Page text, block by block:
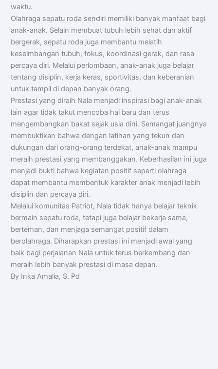
waktu.
Olahraga sepatu roda sendiri memiliki banyak manfaat bagi
anak-anak. Selain membuat tubuh lebih sehat dan aktif
bergerak, sepatu roda juga membantu melatih
keseimbangan tubuh, fokus, koordinasi gerak, dan rasa
percaya diri. Melalui perlombaan, anak-anak juga belajar
tentang disiplin, kerja keras, sportivitas, dan keberanian
untuk tampil di depan banyak orang.
Prestasi yang diraih Nala menjadi inspirasi bagi anak-anak
lain agar tidak takut mencoba hal baru dan terus
mengembangkan bakat sejak usia dini. Semangat juangnya
membuktikan bahwa dengan latihan yang tekun dan
dukungan dari orang-orang terdekat, anak-anak mampu
meraih prestasi yang membanggakan. Keberhasilan ini juga
menjadi bukti bahwa kegiatan positif seperti olahraga
dapat membantu membentuk karakter anak menjadi lebih
disiplin dan percaya diri.
Melalui komunitas Patriot, Nala tidak hanya belajar teknik
bermain sepatu roda, tetapi juga belajar bekerja sama,
berteman, dan menjaga semangat positif dalam
berolahraga. Diharapkan prestasi ini menjadi awal yang
baik bagi perjalanan Nala untuk terus berkembang dan
meraih lebih banyak prestasi di masa depan.
By Inka Amalia, S. Pd